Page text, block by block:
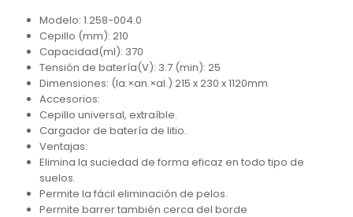
Modelo: 1.258-004.0
Cepillo (mm): 210
Capacidad(ml): 370
Tensión de batería(V): 3.7 (min): 25
Dimensiones: (la.×an.×al.) 215 x 230 x 1120mm
Accesorios:
Cepillo universal, extraíble.
Cargador de batería de litio.
Ventajas:
Elimina la suciedad de forma eficaz en todo tipo de
suelos.
Permite la fácil eliminación de pelos.
Permite barrer también cerca del borde